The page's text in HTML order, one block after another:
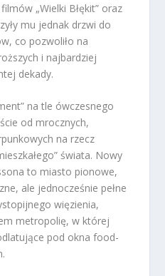
„Wielki Błękit” oraz
mu jednak drzwi do
co pozwoliło na
i najbardziej
dekady.
na tle ówczesnego
od mrocznych,
na rzecz
świata. Nowy
to miasto pionowe,
ale jednocześnie pełne
więzienia,
metropolię, w której
pod okna food-